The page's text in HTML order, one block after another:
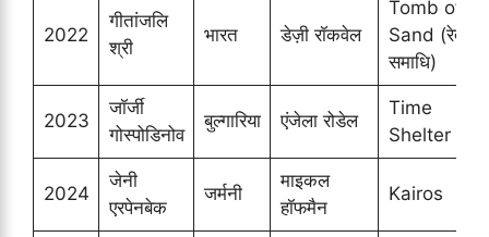
2022
गीतांजलि
श्री
भारत डेज़ी रॉकवेल
Tomb of
Sand (रेत
समाधि)
2023
जॉर्जी
गोस्पोडिनोव
बुल्गारिया एंजेला रोडेल
Time
Shelter
2024
जेनी
एरपेनबेक
जर्मनी
माइकल
हॉफमैन
Kairos